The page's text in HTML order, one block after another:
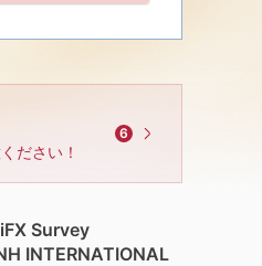
ださい！
6
Survey
INTERNATIONAL